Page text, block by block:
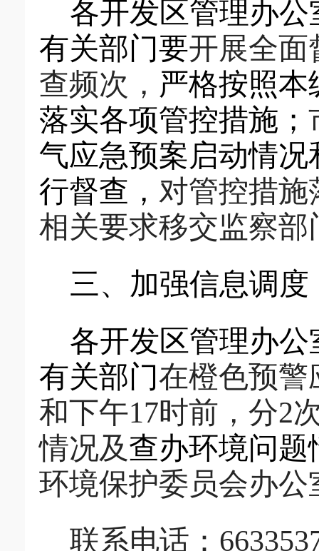
各开发区管理办公
有关部门要开展全面
查频次， 严格按照本
落实各项管控措施 ；
气应急预案启动情
行督查 ， 对管控措施
相关要求移交监察
三、加强信息调度
各开发区管理办公
有关部门在橙色预警
和下午17时前，分2
情况及查办环境问题
环境保护委员会办公
联系电话：